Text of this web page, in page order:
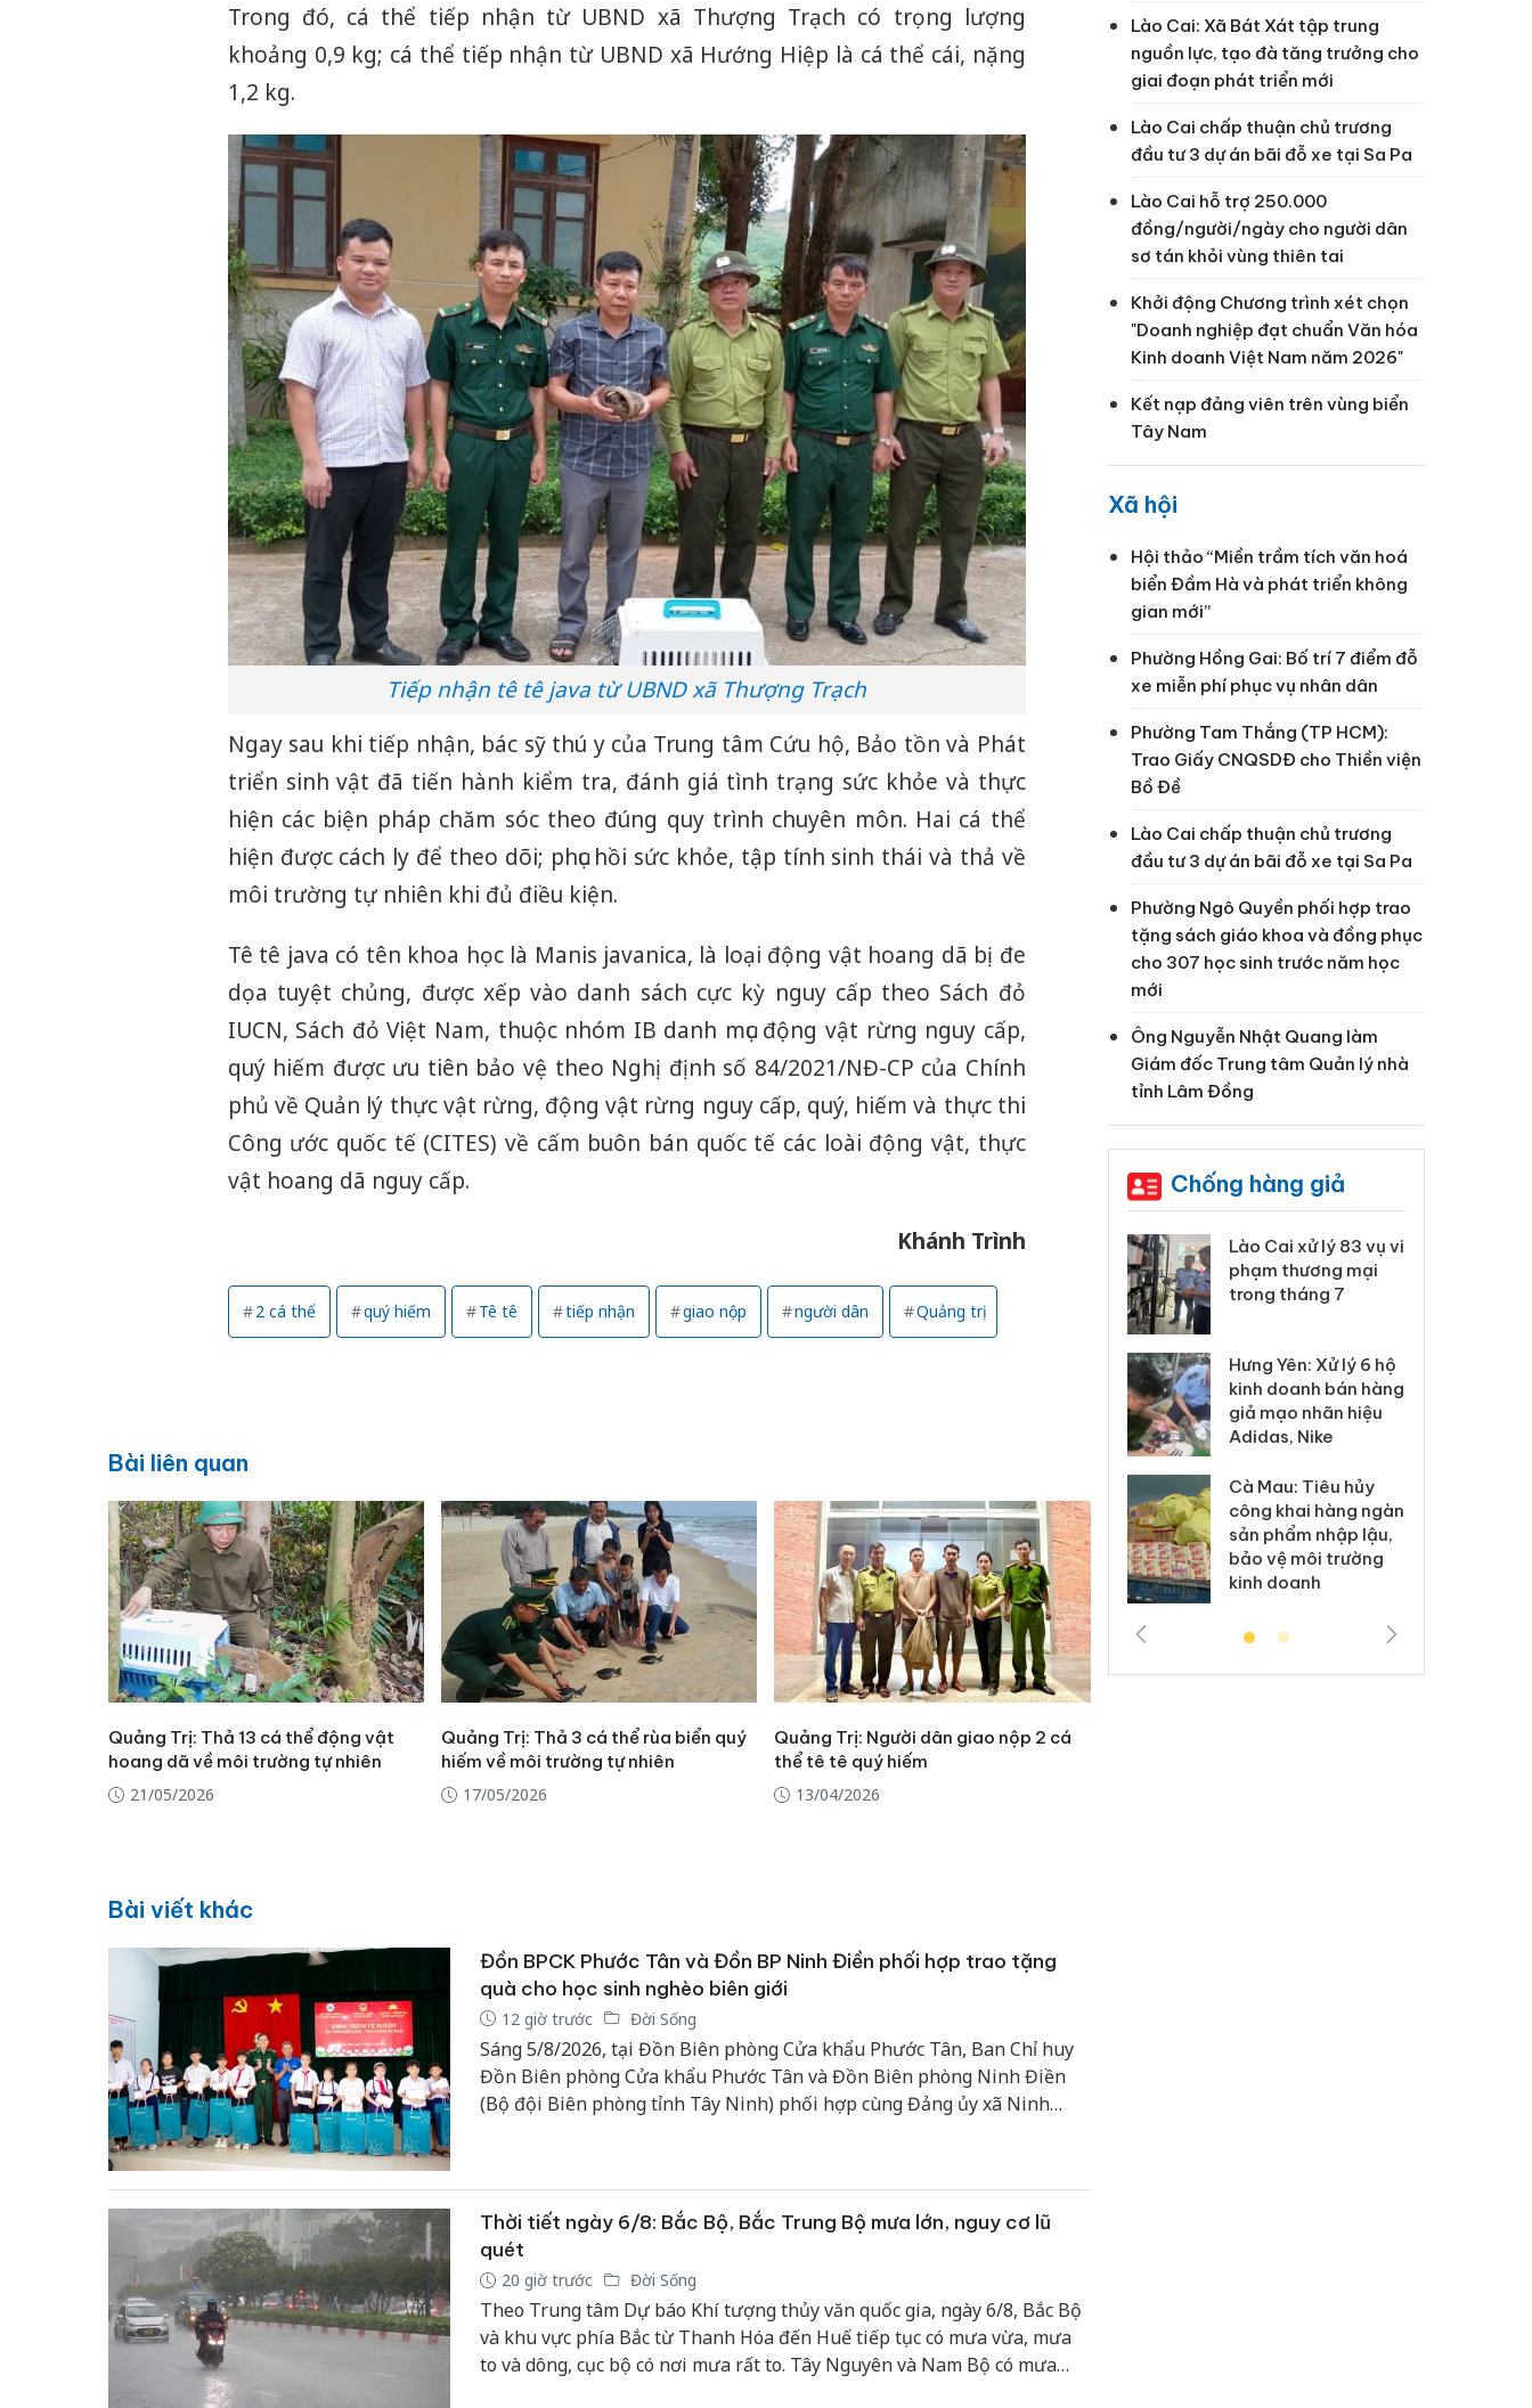
Trong đó, cá thể tiếp nhận từ UBND xã Thượng Trạch có trọng lượng
khoảng 0,9 kg; cá thể tiếp nhận từ UBND xã Hướng Hiệp là cá thể cái, nặng
1,2 kg.
Tiếp nhận tê tê java từ UBND xã Thượng Trạch
Ngay sau khi tiếp nhận, bác sỹ thú y của Trung tâm Cứu hộ, Bảo tồn và Phát
triển sinh vật đã tiến hành kiểm tra, đánh giá tình trạng sức khỏe và thực
hiện các biện pháp chăm sóc theo đúng quy trình chuyên môn. Hai cá thể
hiện được cách ly để theo dõi; phục hồi sức khỏe, tập tính sinh thái và thả về
môi trường tự nhiên khi đủ điều kiện.
Tê tê java có tên khoa học là Manis javanica, là loại động vật hoang dã bị đe
dọa tuyệt chủng, được xếp vào danh sách cực kỳ nguy cấp theo Sách đỏ
IUCN, Sách đỏ Việt Nam, thuộc nhóm IB danh mục động vật rừng nguy cấp,
quý hiếm được ưu tiên bảo vệ theo Nghị định số 84/2021/NĐ-CP của Chính
phủ về Quản lý thực vật rừng, động vật rừng nguy cấp, quý, hiếm và thực thi
Công ước quốc tế (CITES) về cấm buôn bán quốc tế các loài động vật, thực
vật hoang dã nguy cấp.
Khánh Trình
2 cá thể quý hiếm Tê tê tiếp nhận giao nộp người dân Quảng trị
Bài liên quan
Quảng Trị: Thả 13 cá thể động vật
hoang dã về môi trường tự nhiên
21/05/2026
Quảng Trị: Thả 3 cá thể rùa biển quý
hiếm về môi trường tự nhiên
17/05/2026
Quảng Trị: Người dân giao nộp 2 cá
thể tê tê quý hiếm
13/04/2026
Bài viết khác
Đồn BPCK Phước Tân và Đồn BP Ninh Điền phối hợp trao tặng
quà cho học sinh nghèo biên giới
12 giờ trước Đời Sống
Sáng 5/8/2026, tại Đồn Biên phòng Cửa khẩu Phước Tân, Ban Chỉ huy
Đồn Biên phòng Cửa khẩu Phước Tân và Đồn Biên phòng Ninh Điền
(Bộ đội Biên phòng tỉnh Tây Ninh) phối hợp cùng Đảng ủy xã Ninh
thắp sáng tự hào”.
Thời tiết ngày 6/8: Bắc Bộ, Bắc Trung Bộ mưa lớn, nguy cơ lũ
quét
20 giờ trước Đời Sống
Theo Trung tâm Dự báo Khí tượng thủy văn quốc gia, ngày 6/8, Bắc Bộ
và khu vực phía Bắc từ Thanh Hóa đến Huế tiếp tục có mưa vừa, mưa
to và dông, cục bộ có nơi mưa rất to. Tây Nguyên và Nam Bộ có mưa
Lào Cai: Xã Bát Xát tập trung
nguồn lực, tạo đà tăng trưởng cho
giai đoạn phát triển mới
Lào Cai chấp thuận chủ trương
đầu tư 3 dự án bãi đỗ xe tại Sa Pa
Lào Cai hỗ trợ 250.000
đồng/người/ngày cho người dân
sơ tán khỏi vùng thiên tai
Khởi động Chương trình xét chọn
"Doanh nghiệp đạt chuẩn Văn hóa
Kinh doanh Việt Nam năm 2026"
Kết nạp đảng viên trên vùng biển
Tây Nam
Xã hội
Hội thảo “Miền trầm tích văn hoá
biển Đầm Hà và phát triển không
gian mới”
Phường Hồng Gai: Bố trí 7 điểm đỗ
xe miễn phí phục vụ nhân dân
Phường Tam Thắng (TP HCM):
Trao Giấy CNQSDĐ cho Thiền viện
Bồ Đề
Lào Cai chấp thuận chủ trương
đầu tư 3 dự án bãi đỗ xe tại Sa Pa
Phường Ngô Quyền phối hợp trao
tặng sách giáo khoa và đồng phục
cho 307 học sinh trước năm học
mới
Ông Nguyễn Nhật Quang làm
Giám đốc Trung tâm Quản lý nhà
tỉnh Lâm Đồng
Chống hàng giả
Công an Thanh Hóa
án sản xuất, buôn
bán yến sào giả
chủ mưu đường dây
bán hàng giả tại Phú
Quốc ra đầu thú
Lào Cai xử lý 83 vụ vi
phạm thương mại
trong tháng 7
Hưng Yên: Xử lý 6 hộ
kinh doanh bán hàng
giả mạo nhãn hiệu
Adidas, Nike
Cà Mau: Tiêu hủy
công khai hàng ngàn
sản phẩm nhập lậu,
bảo vệ môi trường
kinh doanh